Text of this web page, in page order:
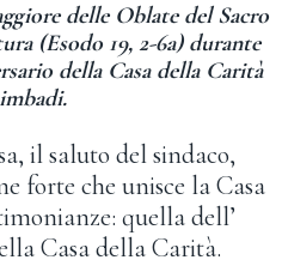
delle Oblate del Sacro
(Esodo 19, 2-6a) durante
della Casa della Carità
il saluto del sindaco,
forte che unisce la Casa
quella dell’
Casa della Carità.